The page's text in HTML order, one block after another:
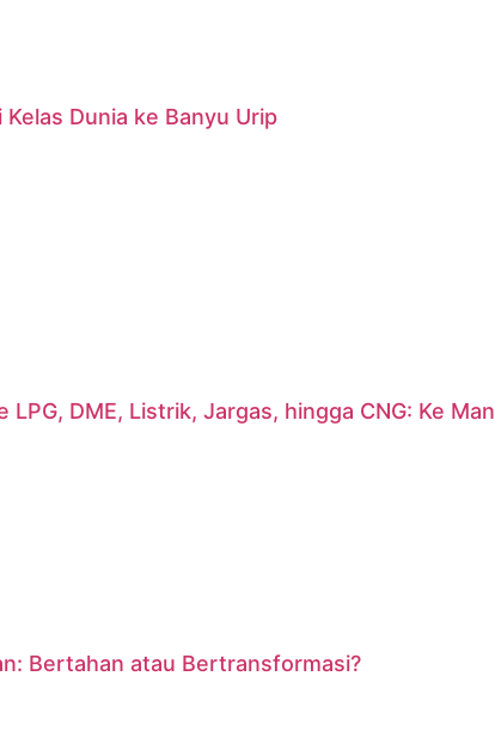
Dunia ke Banyu Urip
DME, Listrik, Jargas, hingga CNG: Ke
Bertahan atau Bertransformasi?